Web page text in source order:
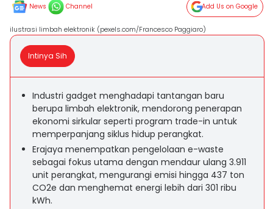
News Channel Add Us on Google
ilustrasi limbah elektronik (pexels.com/Francesco Paggiaro)
Intinya Sih
Industri gadget menghadapi tantangan baru
berupa limbah elektronik, mendorong penerapan
ekonomi sirkular seperti program trade-in untuk
memperpanjang siklus hidup perangkat.
Erajaya menempatkan pengelolaan e-waste
sebagai fokus utama dengan mendaur ulang 3.911
unit perangkat, mengurangi emisi hingga 437 ton
CO2e dan menghemat energi lebih dari 301 ribu
kWh.